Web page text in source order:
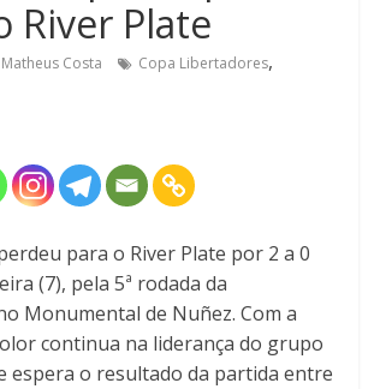
River Plate
Matheus Costa Copa Libertadores,
para o River Plate por 2 a 0
(7), pela 5ª rodada da
Monumental de Nuñez. Com a
continua na liderança do grupo
espera o resultado da partida entre